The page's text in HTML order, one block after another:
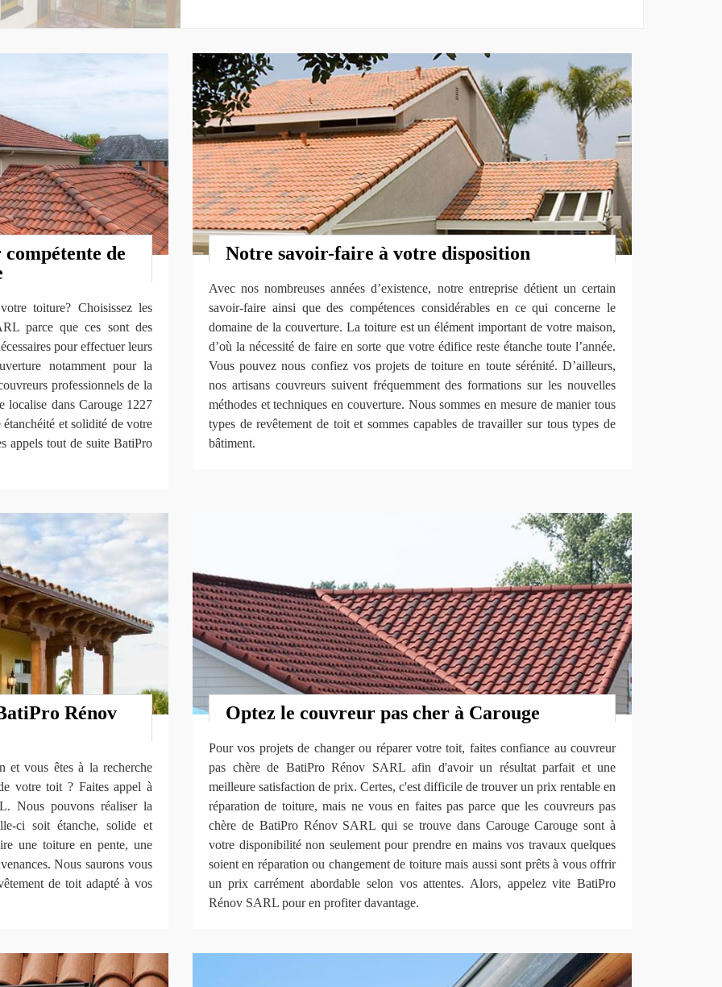
de
toiture? Choisissez les
parce que ces sont des
pour effectuer leurs
notamment pour la
professionnels de la
dans Carouge 1227
et solidité de votre
appels tout de suite BatiPro
Notre savoir-faire à votre disposition
Avec nos nombreuses années d’existence, notre entreprise détient un certain
savoir-faire ainsi que des compétences considérables en ce qui concerne le
domaine de la couverture. La toiture est un élément important de votre maison,
d’où la nécessité de faire en sorte que votre édifice reste étanche toute l’année.
Vous pouvez nous confiez vos projets de toiture en toute sérénité. D’ailleurs,
nos artisans couvreurs suivent fréquemment des formations sur les nouvelles
méthodes et techniques en couverture. Nous sommes en mesure de manier tous
types de revêtement de toit et sommes capables de travailler sur tous types de
bâtiment.
Rénov
et vous êtes à la recherche
votre toit ? Faites appel à
Nous pouvons réaliser la
ci soit étanche, solide et
une toiture en pente, une
Nous saurons vous
de toit adapté à vos
Optez le couvreur pas cher à Carouge
Pour vos projets de changer ou réparer votre toit, faites confiance au couvreur
pas chère de BatiPro Rénov SARL afin d'avoir un résultat parfait et une
meilleure satisfaction de prix. Certes, c'est difficile de trouver un prix rentable en
réparation de toiture, mais ne vous en faites pas parce que les couvreurs pas
chère de BatiPro Rénov SARL qui se trouve dans Carouge Carouge sont à
votre disponibilité non seulement pour prendre en mains vos travaux quelques
soient en réparation ou changement de toiture mais aussi sont prêts à vous offrir
un prix carrément abordable selon vos attentes. Alors, appelez vite BatiPro
Rénov SARL pour en profiter davantage.